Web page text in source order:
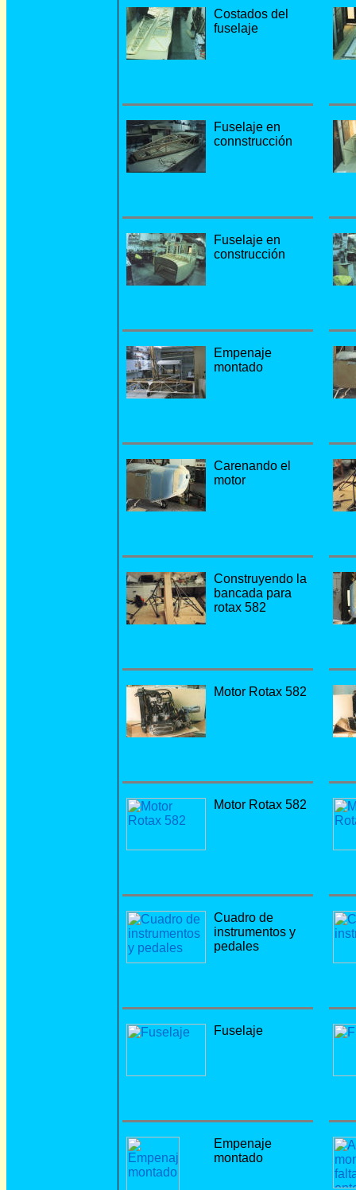
Costados del
fuselaje
Fuselaje en
connstrucción
Fuselaje en
construcción
Empenaje
montado
Carenando el
motor
Construyendo la
bancada para
rotax 582
Motor Rotax 582
Motor Rotax 582
Cuadro de
instrumentos y
pedales
Fuselaje
Empenaje
montado